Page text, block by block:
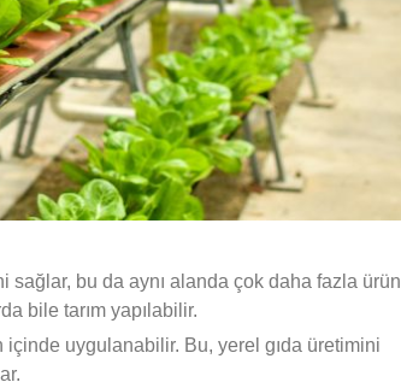
sağlar, bu da aynı alanda çok daha fazla ürün
bile tarım yapılabilir.
içinde uygulanabilir. Bu, yerel gıda üretimini